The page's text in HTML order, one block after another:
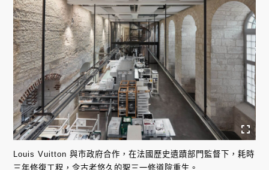
Louis Vuitton 與市政府合作，在法國歷史遺蹟部門監督下，耗時
三年修復工程，令古老悠久的聖三一修道院重生。